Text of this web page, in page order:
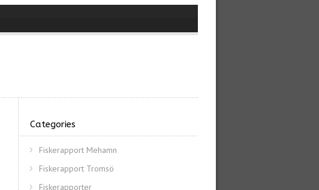
Categories
Fiskerapport Mehamn
Fiskerapport Tromsö
Fiskerapporter